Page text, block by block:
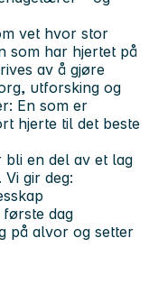
vet hvor stor
som har hjertet på
av å gjøre
utforsking og
En som er
hjerte til det beste
bli en del av et lag
Vi gir deg:
dag
på alvor og setter